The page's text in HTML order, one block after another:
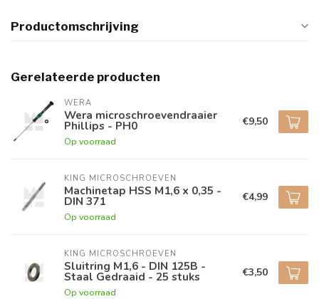
Productomschrijving
Gerelateerde producten
WERA
Wera microschroevendraaier
Phillips - PH0
Op voorraad
€9,50
KING MICROSCHROEVEN
Machinetap HSS M1,6 x 0,35 -
DIN 371
Op voorraad
€4,99
KING MICROSCHROEVEN
Sluitring M1,6 - DIN 125B -
Staal Gedraaid - 25 stuks
Op voorraad
€3,50